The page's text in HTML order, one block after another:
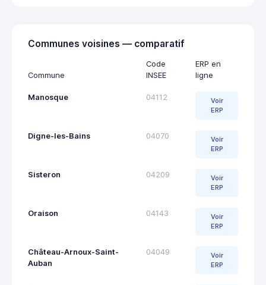
Communes voisines — comparatif
Commune
Code
INSEE
ERP en
ligne
Manosque 04112
Voir
ERP
Digne-les-Bains 04070
Voir
ERP
Sisteron 04209
Voir
ERP
Oraison 04143
Voir
ERP
Château-Arnoux-Saint-
Auban
04049
Voir
ERP